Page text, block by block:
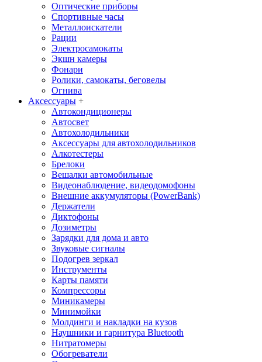
Оптические приборы
Спортивные часы
Металлоискатели
Рации
Электросамокаты
Экшн камеры
Фонари
Ролики, самокаты, беговелы
Огнива
Аксессуары +
Автокондиционеры
Aвтосвет
Автохолодильники
Аксессуары для автохолодильников
Алкотестеры
Брелоки
Вешалки автомобильные
Видеонаблюдение, видеодомофоны
Внешние аккумуляторы (PowerBank)
Держатели
Диктофоны
Дозиметры
Зарядки для дома и авто
Звуковые сигналы
Подогрев зеркал
Инструменты
Карты памяти
Компрессоры
Миникамеры
Минимойки
Молдинги и накладки на кузов
Наушники и гарнитура Bluetooth
Нитратомеры
Обогреватели